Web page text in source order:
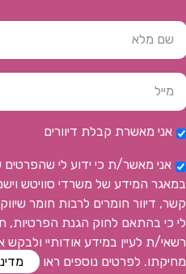
אני מאשרת קבלת דיוורים
אני מאשר/ת כי ידוע לי שהפרטים
במאגר המידע של משרדי סוויטש
קשר, דיוור חומרים לרבות חומר
רשאי/ת לעיין במידע אודותיי ולבקש
מחיקתו. לפרטים נוספים ראו